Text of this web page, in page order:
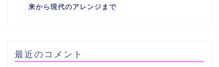
来から現代のアレンジまで
最近のコメント